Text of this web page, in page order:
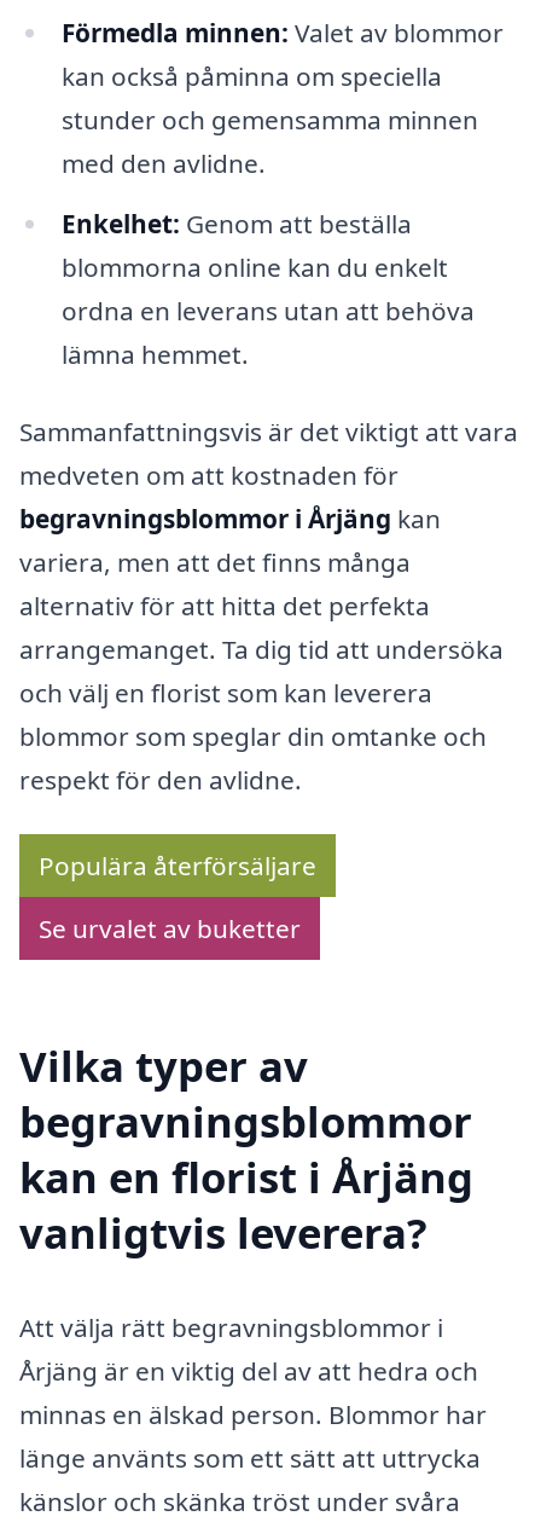
Förmedla minnen: Valet av blommor
kan också påminna om speciella
stunder och gemensamma minnen
med den avlidne.
Enkelhet: Genom att beställa
blommorna online kan du enkelt
ordna en leverans utan att behöva
lämna hemmet.
Sammanfattningsvis är det viktigt att vara
medveten om att kostnaden för
begravningsblommor i Årjäng kan
variera, men att det finns många
alternativ för att hitta det perfekta
arrangemanget. Ta dig tid att undersöka
och välj en florist som kan leverera
blommor som speglar din omtanke och
respekt för den avlidne.
Populära återförsäljare
Se urvalet av buketter
Vilka typer av
begravningsblommor
kan en florist i Årjäng
vanligtvis leverera?
Att välja rätt begravningsblommor i
Årjäng är en viktig del av att hedra och
minnas en älskad person. Blommor har
länge använts som ett sätt att uttrycka
känslor och skänka tröst under svåra